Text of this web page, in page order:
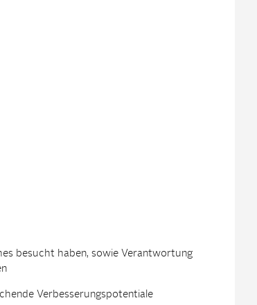
besucht haben, sowie Verantwortung
Verbesserungspotentiale